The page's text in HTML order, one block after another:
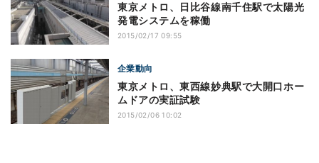
東京メトロ、日比谷線南千住駅で太陽光
発電システムを稼働
2015/02/17 09:55
企業動向
東京メトロ、東西線妙典駅で大開口ホー
ムドアの実証試験
2015/02/06 10:02